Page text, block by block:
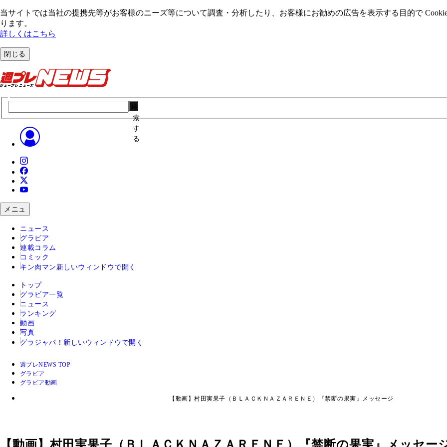
当サイトでは当社の提携先等がお客様のニーズ等について調査・分析したり、お客様にお勧めの広告を表⽰する⽬的で
ります。
詳しくはこちら
閉じる
索
す
る
メニュ
ニュース
グラビア
連載コラム
コミック
キン肉マン 新しいウィンドウで開く
トップ
グラビア一覧
ニュース
ランキング
動画
写真
グラジャパ！ 新しいウィンドウで開く
週プレNEWS TOP
グラビア
グラビア動画
【動画】村田実果子（ＢＬＡＣＫＮＡＺＡＲＥＮＥ）『禁断の果実』メッセージ
【動画】村田実果子（ＢＬＡＣＫＮＡＺＡＲＥＮＥ）『禁断の果実』メッセー